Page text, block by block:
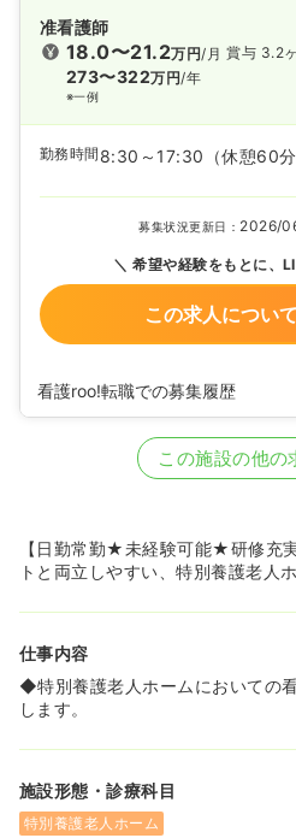
准看護師
18.0〜21.2万円/月
273〜322万円/年
※一例
賞与 3.2
勤務時間 8:30～17:30 （休憩60分
募集状況更新日： 2026/
希望や経験をもとに、
この求人につい
看護roo!転職での募集履歴
正・准看護師の募集を休
正・准看護師の募集を開
この施設の他の
【日勤常勤★未経験可能★研修充
トと両立しやすい、特別養護老人
仕事内容
◆特別養護老人ホームにおいての
します。
施設形態・診療科目
特別養護老人ホーム